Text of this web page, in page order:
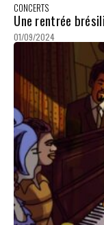
CONCERTS
Une rentrée
01/09/2024